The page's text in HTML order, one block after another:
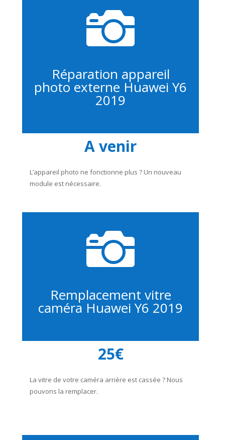

Réparation appareil
photo externe Huawei Y6
2019
A venir
L’appareil photo ne fonctionne plus ? Un nouveau
module est nécessaire.

Remplacement vitre
caméra Huawei Y6 2019
25€
La vitre de votre caméra arrière est cassée ? Nous
pouvons la remplacer.